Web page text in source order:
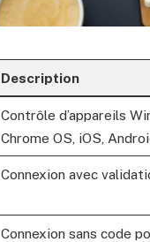
Description
Contrôle d’appareils
Chrome OS, iOS,
Connexion avec
Connexion sans code